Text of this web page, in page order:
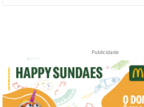
Publicidade